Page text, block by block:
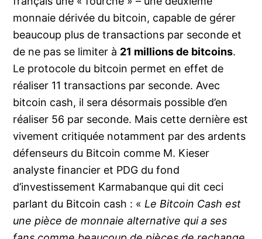
monnaie dérivée du bitcoin, capable de gérer
beaucoup plus de transactions par seconde et
de ne pas se limiter à 21 millions de bitcoins.
Le protocole du bitcoin permet en effet de
réaliser 11 transactions par seconde. Avec
bitcoin cash, il sera désormais possible d’en
réaliser 56 par seconde. Mais cette dernière est
vivement critiquée notamment par des ardents
défenseurs du Bitcoin comme M. Kieser
analyste financier et PDG du fond
d’investissement Karmabanque qui dit ceci
parlant du Bitcoin cash : « Le Bitcoin Cash est
une pièce de monnaie alternative qui a ses